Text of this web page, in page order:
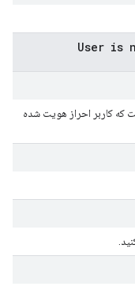
User is
که کاربر احراز هویت شده